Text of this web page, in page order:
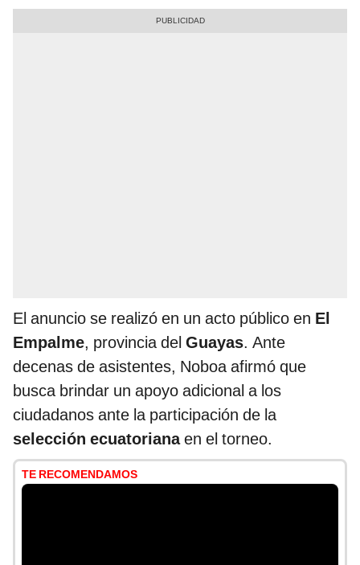
El anuncio se realizó en un acto público en El
Empalme, provincia del Guayas. Ante
decenas de asistentes, Noboa afirmó que
busca brindar un apoyo adicional a los
ciudadanos ante la participación de la
selección ecuatorianaen el torneo.
TE RECOMENDAMOS